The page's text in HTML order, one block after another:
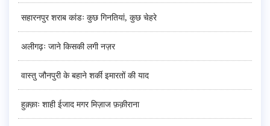
सहारनपुर शराब कांडः कुछ गिनतियां, कुछ चेहरे
अलीगढ़ः जाने किसकी लगी नज़र
वास्तु जौनपुरी के बहाने शर्की इमारतों की याद
हुक़्क़ाः शाही ईजाद मगर मिज़ाज फ़क़ीराना